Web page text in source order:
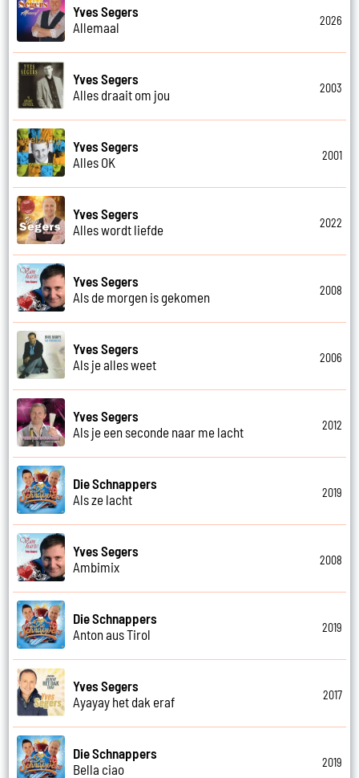
Yves Segers
Allemaal
2026
Yves Segers
Alles draait om jou
2003
Yves Segers
Alles OK
2001
Yves Segers
Alles wordt liefde
2022
Yves Segers
Als de morgen is gekomen
2008
Yves Segers
Als je alles weet
2006
Yves Segers
Als je een seconde naar me lacht
2012
Die Schnappers
Als ze lacht
2019
Yves Segers
Ambimix
2008
Die Schnappers
Anton aus Tirol
2019
Yves Segers
Ayayay het dak eraf
2017
Die Schnappers
Bella ciao
2019